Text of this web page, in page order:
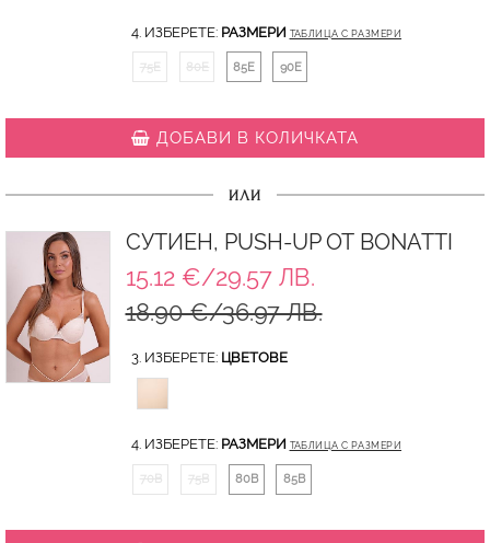
4. ИЗБЕРЕТЕ: РАЗМЕРИ ТАБЛИЦА С РАЗМЕРИ
75E 80E 85E 90E
ДОБАВИ В КОЛИЧКАТА
ИЛИ
СУТИЕН, PUSH-UP ОТ BONATTI
15.12 €/29.57 ЛВ.
18.90 €/36.97 ЛВ.
3. ИЗБЕРЕТЕ: ЦВЕТОВЕ
4. ИЗБЕРЕТЕ: РАЗМЕРИ ТАБЛИЦА С РАЗМЕРИ
70B 75B 80B 85B